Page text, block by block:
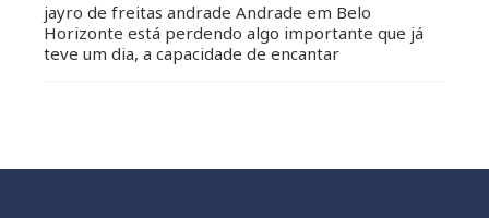
jayro de freitas andrade Andrade em Belo
Horizonte está perdendo algo importante que já
teve um dia, a capacidade de encantar